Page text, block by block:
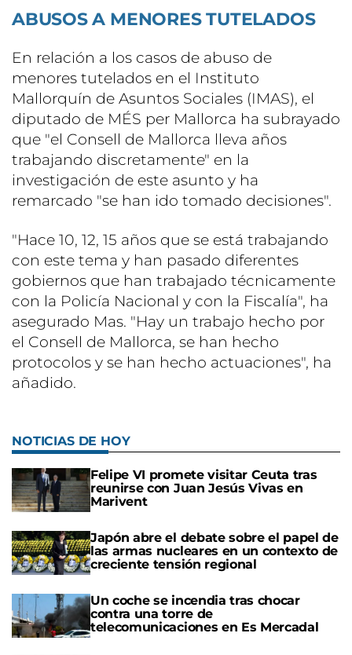
ABUSOS A MENORES TUTELADOS
En relación a los casos de abuso de
menores tutelados en el Instituto
Mallorquín de Asuntos Sociales (IMAS), el
diputado de MÉS per Mallorca ha subrayado
que "el Consell de Mallorca lleva años
trabajando discretamente" en la
investigación de este asunto y ha
remarcado "se han ido tomado decisiones".
"Hace 10, 12, 15 años que se está trabajando
con este tema y han pasado diferentes
gobiernos que han trabajado técnicamente
con la Policía Nacional y con la Fiscalía", ha
asegurado Mas. "Hay un trabajo hecho por
el Consell de Mallorca, se han hecho
protocolos y se han hecho actuaciones", ha
añadido.
NOTICIAS DE HOY
Felipe VI promete visitar Ceuta tras
reunirse con Juan Jesús Vivas en
Marivent
Japón abre el debate sobre el papel de
las armas nucleares en un contexto de
creciente tensión regional
Un coche se incendia tras chocar
contra una torre de
telecomunicaciones en Es Mercadal